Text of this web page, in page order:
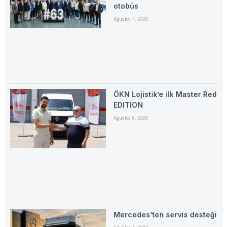
otobüs
Ağustos 7, 2026
ÖKN Lojistik’e ilk Master Red
EDITION
Ağustos 6, 2026
Mercedes’ten servis desteği